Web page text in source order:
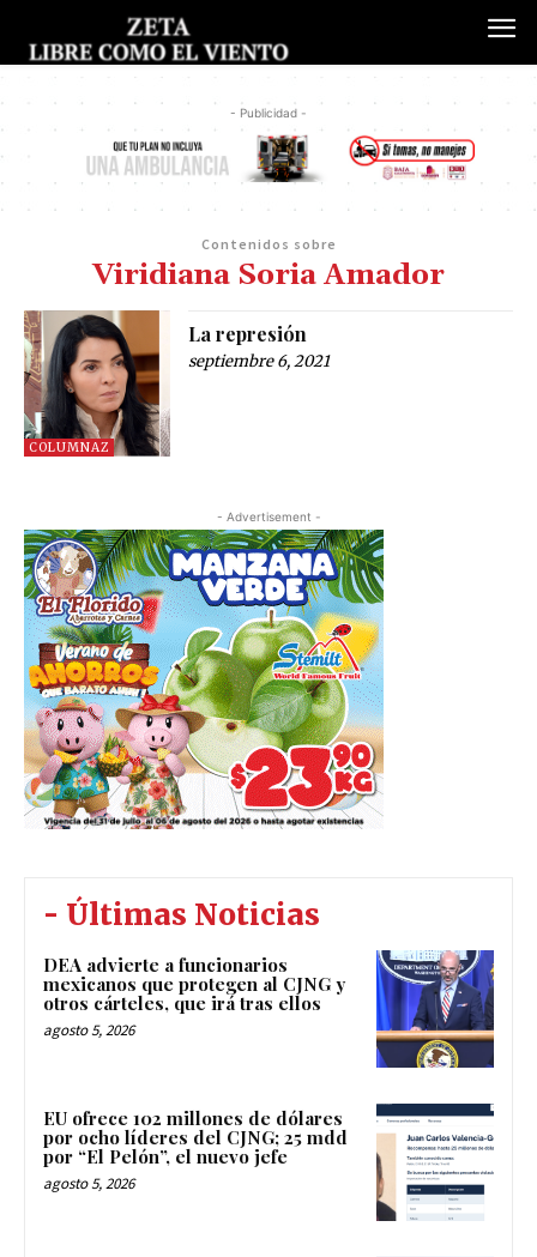
- Publicidad -
Contenidos sobre
Viridiana Soria Amador
COLUMNAZ
La represión
septiembre 6, 2021
- Advertisement -
- Últimas Noticias
DEA advierte a funcionarios
mexicanos que protegen al CJNG y
otros cárteles, que irá tras ellos
agosto 5, 2026
EU ofrece 102 millones de dólares
por ocho líderes del CJNG; 25 mdd
por “El Pelón”, el nuevo jefe
agosto 5, 2026